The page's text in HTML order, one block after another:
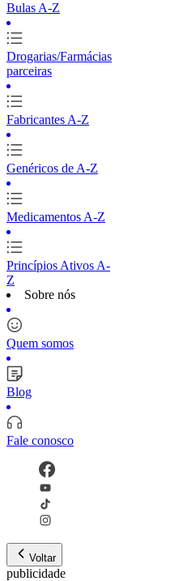
Bulas A-Z
Drogarias/Farmácias
parceiras
Fabricantes A-Z
Genéricos de A-Z
Medicamentos A-Z
Princípios Ativos A-
Z
Sobre nós
Quem somos
Blog
Fale conosco
Voltar
publicidade